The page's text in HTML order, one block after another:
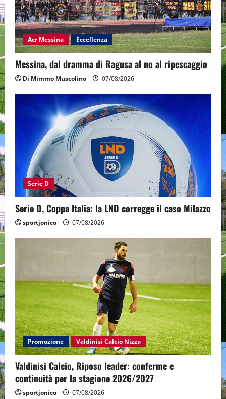
Acr Messina Eccellenza
Messina, dal dramma di Ragusa al no al ripescaggio
Di Mimmo Muscolino 07/08/2026
Serie D
Serie D, Coppa Italia: la LND corregge il caso Milazzo
sportjonico 07/08/2026
Promozione Valdinisi Calcio Nizza
Valdinisi Calcio, Riposo leader: conferme e
continuità per la stagione 2026/2027
sportjonico 07/08/2026